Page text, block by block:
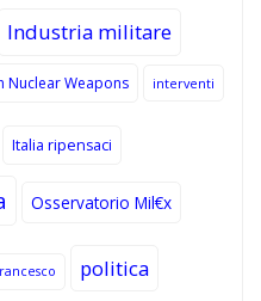
Industria militare
Nuclear Weapons interventi
Italia ripensaci
Osservatorio Mil€x
politica